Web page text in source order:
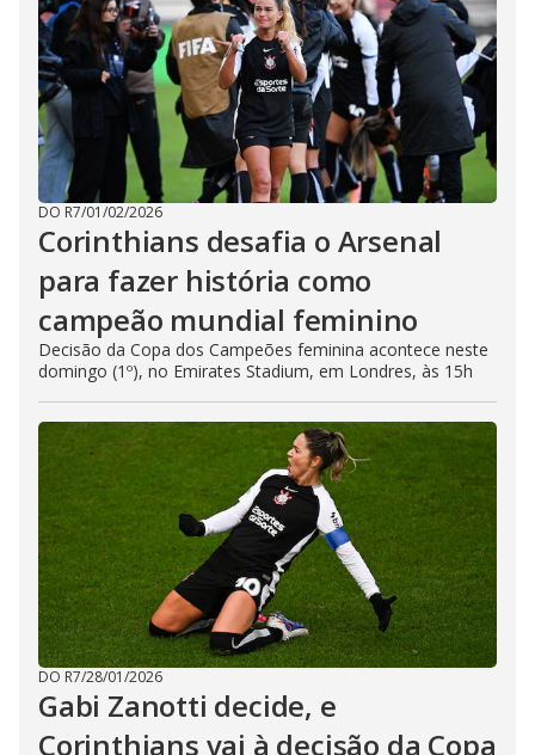
DO R7/01/02/2026
Corinthians desafia o Arsenal
para fazer história como
campeão mundial feminino
Decisão da Copa dos Campeões feminina acontece neste
domingo (1º), no Emirates Stadium, em Londres, às 15h
DO R7/28/01/2026
Gabi Zanotti decide, e
Corinthians vai à decisão da Copa